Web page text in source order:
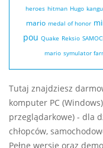
heroes hitman Hugo
mario medal of honor
pou Quake Reksio
mario symulator
Tutaj znajdziesz
komputer PC
przeglądarkowe) - dla
chłopców,
Pełne wersje oraz